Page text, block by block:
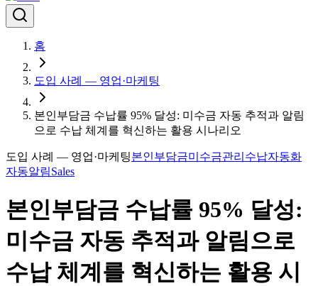
홈
도입 사례 — 영업·마케팅
본인부담금 수납률 95% 달성: 미수금 자동 추적과 알림
으로 수납 체계를 혁신하는 활용 시나리오
도입 사례 — 영업·마케팅본인부담금미수금관리 수납자동화
자동알림Sales
본인부담금 수납률 95% 달성:
미수금 자동 추적과 알림으로
수납 체계를 혁신하는 활용 시